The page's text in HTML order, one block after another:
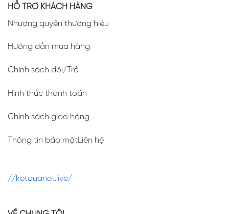
HỖ TRỢ KHÁCH HÀNG
Nhượng quyền thương hiệu
Hướng dẫn mua hàng
Chính sách đổi/Trả
Hình thức thanh toán
Chính sách giao hàng
Thông tin bảo mậtLiên hệ
//ketquanet.live/